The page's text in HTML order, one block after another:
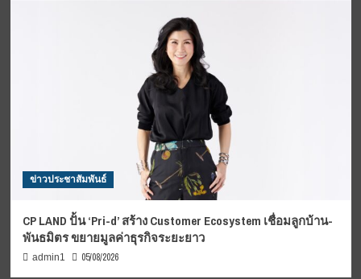
ข่าวประชาสัมพันธ์
CP LAND ปั้น ‘Pri-d’ สร้าง Customer Ecosystem เชื่อมลูกบ้าน-
พันธมิตร ขยายมูลค่าธุรกิจระยะยาว
admin1 05/08/2026